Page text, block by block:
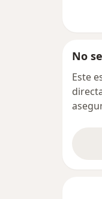
No
Este